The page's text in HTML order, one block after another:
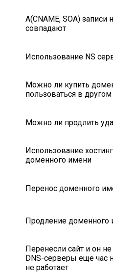
A(CNAME, SOA)
совпадают
Использование NS
Можно ли купить
пользоваться в другом
Можно ли продлить
Использование
доменного имени
Перенос доменного
Продление доменного
Перенесли сайт и он
DNS-серверы еще час
не работает